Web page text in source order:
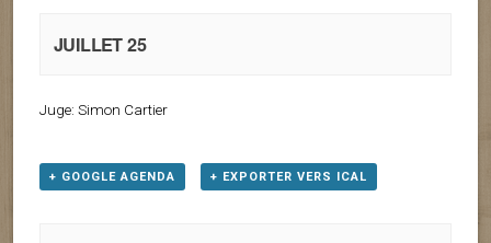
JUILLET 25
Juge: Simon Cartier
+ GOOGLE AGENDA + EXPORTER VERS ICAL